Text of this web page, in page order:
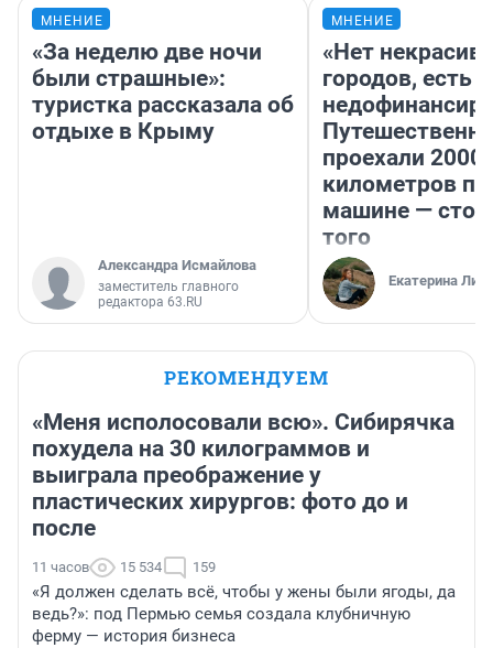
МНЕНИЕ
«За неделю две ночи
были страшные»:
туристка рассказала об
отдыхе в Крыму
Александра Исмайлова
заместитель главного
редактора 63.RU
МНЕНИЕ
«Нет
городов, есть
проехали 2000
километров по
машине —
того
Екатерина
РЕКОМЕНДУЕМ
«Меня исполосовали всю». Сибирячка
похудела на 30 килограммов и
выиграла преображение у
пластических хирургов: фото до и
после
11 часов 15 534 159
«Я должен сделать всё, чтобы у жены были ягоды, да
ведь?»: под Пермью семья создала клубничную
ферму — история бизнеса